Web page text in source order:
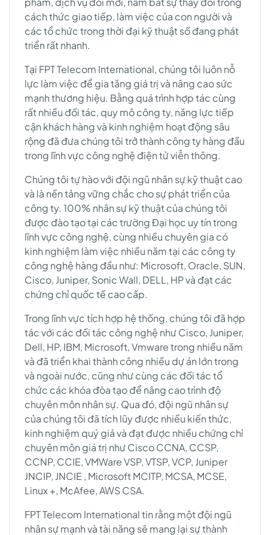
cách thức giao tiếp, làm việc của con người và
các tổ chức trong thời đại kỹ thuật số đang phát
triển rất nhanh.
Tại FPT Telecom International, chúng tôi luôn nỗ
lực làm việc để gia tăng giá trị và nâng cao sức
mạnh thương hiệu. Bằng quá trình hợp tác cùng
rất nhiều đối tác, quy mô công ty, năng lực tiếp
cận khách hàng và kinh nghiệm hoạt động sâu
rộng đã đưa chúng tôi trở thành công ty hàng đầu
trong lĩnh vực công nghệ điện tử viễn thông.
Chúng tôi tự hào với đội ngũ nhân sự kỹ thuật cao
và là nền tảng vững chắc cho sự phát triển của
công ty. 100% nhân sự kỹ thuật của chúng tôi
được đào tạo tại các trường Đại học uy tín trong
lĩnh vực công nghệ, cùng nhiều chuyên gia có
kinh nghiệm làm việc nhiều năm tại các công ty
công nghệ hàng đầu như: Microsoft, Oracle, SUN,
Cisco, Juniper, Sonic Wall, DELL, HP và đạt các
chứng chỉ quốc tế cao cấp.
Trong lĩnh vực tích hợp hệ thống, chúng tôi đã hợp
tác với các đối tác công nghệ như Cisco, Juniper,
Dell, HP, IBM, Microsoft, Vmware trong nhiều năm
và đã triển khai thành công nhiều dự án lớn trong
và ngoài nước, cũng như cùng các đối tác tổ
chức các khóa đòa tạo để nâng cao trình độ
chuyên môn nhân sự. Qua đó, đội ngũ nhân sự
của chúng tôi đã tích lũy được nhiều kiến thức,
kinh nghiệm quý giá và đạt được nhiều chứng chỉ
chuyên môn giá trị như Cisco CCNA, CCSP,
CCNP, CCIE, VMWare VSP, VTSP, VCP, Juniper
JNCIP, JNCIE , Microsoft MCITP, MCSA, MCSE,
Linux +, McAfee, AWS CSA.
FPT Telecom International tin rằng một đội ngũ
nhân sự mạnh và tài năng sẽ mang lại sự thành